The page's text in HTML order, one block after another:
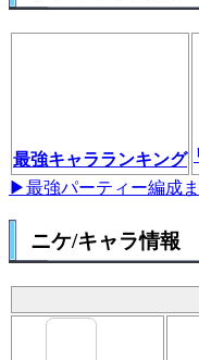
最強キャラランキング
▶最強パーティー編成
ニケ/キャラ情報